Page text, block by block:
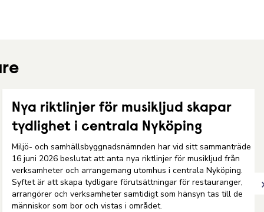
Nya riktlinjer för musikljud skapar
tydlighet i centrala Nyköping
Miljö- och samhällsbyggnadsnämnden har vid sitt sammanträde
16 juni 2026 beslutat att anta nya riktlinjer för musikljud från
verksamheter och arrangemang utomhus i centrala Nyköping.
Syftet är att skapa tydligare förutsättningar för restauranger,
arrangörer och verksamheter samtidigt som hänsyn tas till de
människor som bor och vistas i området.